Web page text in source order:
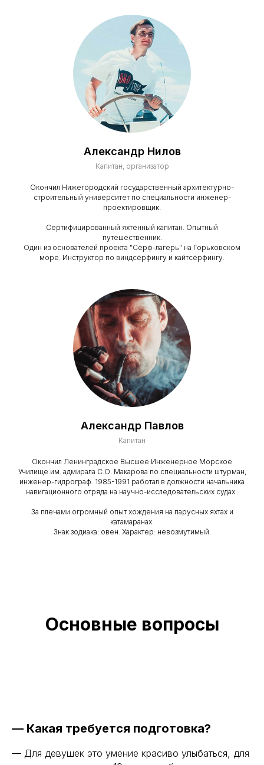
Александр Нилов
Капитан, организатор
Окончил Нижегородский государственный архитектурно-
строительный университет по специальности инженер-
проектировщик.
Сертифицированный яхтенный капитан. Опытный
путешественник.
Один из основателей проекта "Сёрф-лагерь" на Горьковском
море. Инструктор по виндсёрфингу и кайтсёрфингу.
Александр Павлов
Капитан
Окончил Ленинградское Высшее Инженерное Морское
Училище им. адмирала С.О. Макарова по специальности штурман,
инженер-гидрограф. 1985-1991 работал в должности начальника
навигационного отряда на научно-исследовательских судах .
За плечами огромный опыт хождения на парусных яхтах и
катамаранах.
Знак зодиака: овен. Характер: невозмутимый.
Основные вопросы
— Какая требуется подготовка?
— Для девушек это умение красиво улыбаться, для